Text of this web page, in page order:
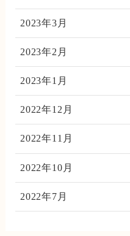
2023年3月
2023年2月
2023年1月
2022年12月
2022年11月
2022年10月
2022年7月